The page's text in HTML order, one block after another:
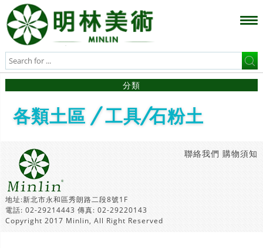
分類
各類土區 / 工具/石粉土
購物須知
聯絡我們
地址:新北市永和區秀朗路二段8號1F
電話: 02-29214443 傳真: 02-29220143
Copyright 2017 Minlin, All Right Reserved